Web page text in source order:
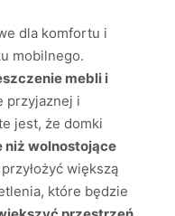
dla komfortu i
mobilnego.
mebli i
przyjaznej i
jest, że domki
niż wolnostojące
większą
które będzie